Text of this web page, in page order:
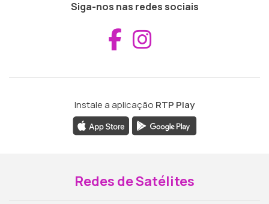
Siga-nos nas redes sociais
Aceder ao
Instale a aplicação RTP Play
Redes de Satélites